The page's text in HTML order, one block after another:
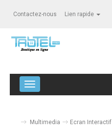
Contactez-nous Lien rapide
Navigation bascule
Multimedia Ecran Interactif